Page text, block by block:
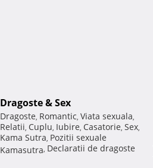
Dragoste & Sex
Dragoste, Romantic, Viata sexuala,
Relatii, Cuplu, Iubire, Casatorie, Sex,
Kama Sutra, Pozitii sexuale
Kamasutra, Declaratii de dragoste